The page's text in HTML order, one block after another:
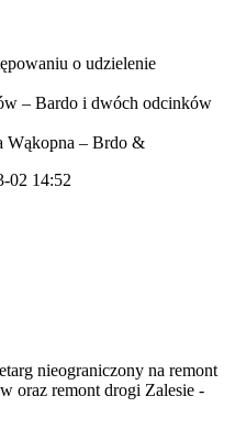
o udzielenie
– Bardo i dwóch odcinków
Wąkopna – Brdo &
02 14:52
nieograniczony na remont
oraz remont drogi Zalesie -